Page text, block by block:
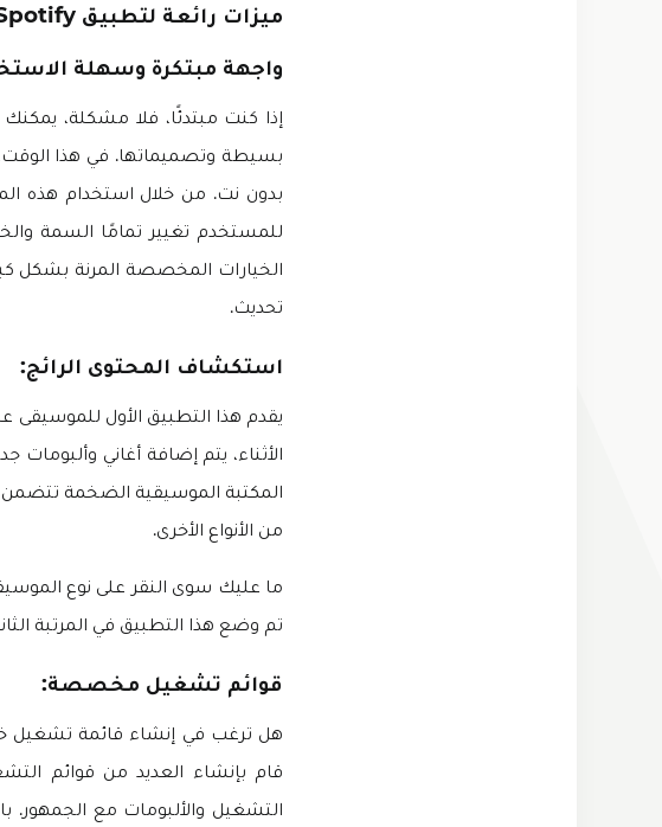
ميزات رائعة لتطبيق Spotify مهكر للاندرويد 2023
واجهة مبتكرة وسهلة
إذا كنت مبتدئًا، فلا مشكلة،
بسيطة وتصميماتها. في هذا
بدون نت. من خلال استخدام هذه
للمستخدم تغيير تمامًا السمة
الخيارات المخصصة المرنة بشكل
تحديث.
استكشاف المحتوى الرائج:
المكتبة الموسيقية الضخمة تتضمن
من الأنواع الأخرى.
ما عليك سوى النقر على نوع
تم وضع هذا التطبيق في المرتبة
قوائم تشغيل مخصصة:
هل ترغب في إنشاء قائمة تشغيل
قام بإنشاء العديد من قوائم
التشغيل والألبومات مع الجمهور.